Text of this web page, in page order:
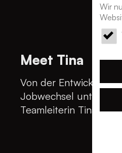
Wir
Meet Tina
Von der Entwicklerin
Jobwechsel unter dem
Teamleiterin Tina im